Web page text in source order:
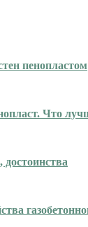
пенопластом
Что
достоинства